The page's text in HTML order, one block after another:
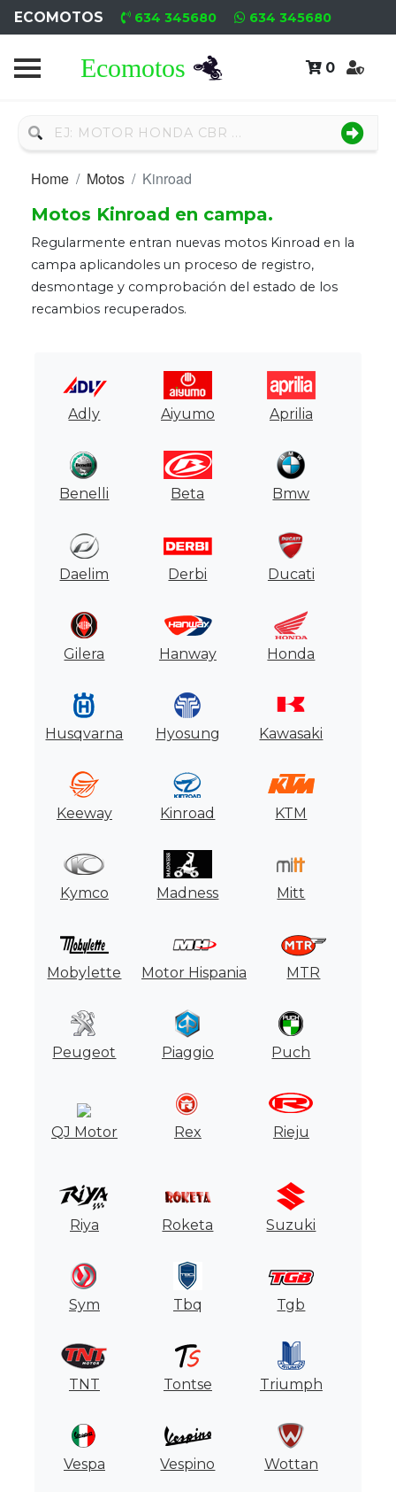
ECOMOTOS 634 345680 634 345680
0
Home
Nuevo
Recambio
Usado
Neumáticos
Campa
Nuevos
Motores
Usados
Tasaciones
Formulario
Empresa
Contacto
Home Motos Kinroad
Motos Kinroad en campa.
Regularmente entran nuevas motos Kinroad en la
campa aplicandoles un proceso de registro,
desmontage y comprobación del estado de los
recambios recuperados.
Adly Aiyumo Aprilia
Benelli Beta Bmw
Daelim Derbi Ducati
Gilera Hanway Honda
Husqvarna Hyosung Kawasaki
Keeway Kinroad KTM
Kymco Madness Mitt
Mobylette Motor Hispania MTR
Peugeot Piaggio Puch
QJ Motor Rex Rieju
Riya Roketa Suzuki
Sym Tbq Tgb
TNT Tontse Triumph
Vespa Vespino Wottan